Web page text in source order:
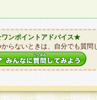
ンポイントアドバイス★
らないときは、自分でも質問